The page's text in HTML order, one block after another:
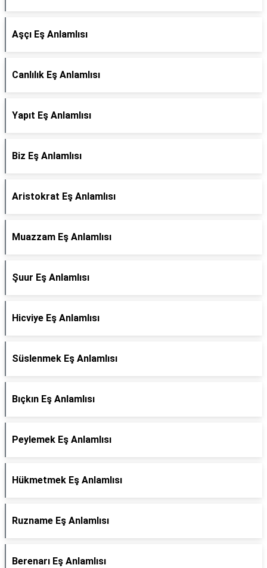
Aşçı Eş Anlamlısı
Canlılık Eş Anlamlısı
Yapıt Eş Anlamlısı
Biz Eş Anlamlısı
Aristokrat Eş Anlamlısı
Muazzam Eş Anlamlısı
Şuur Eş Anlamlısı
Hicviye Eş Anlamlısı
Süslenmek Eş Anlamlısı
Bıçkın Eş Anlamlısı
Peylemek Eş Anlamlısı
Hükmetmek Eş Anlamlısı
Ruzname Eş Anlamlısı
Berenarı Eş Anlamlısı